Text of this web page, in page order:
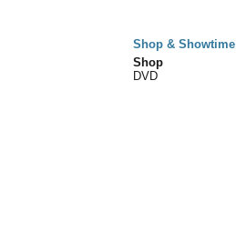
Shop & Showtime
Shop
DVD